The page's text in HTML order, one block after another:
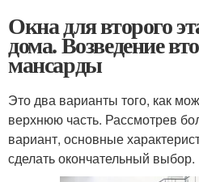
Окна для второго
дома. Возведение
мансарды
Это два варианты того, как
верхнюю часть. Рассмотрев
вариант, основные
сделать окончательный выбор.